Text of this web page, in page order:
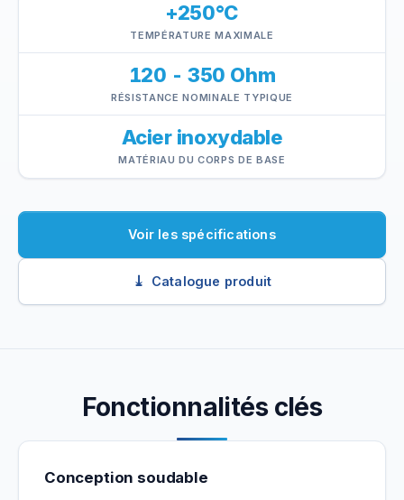
+250°C
TEMPÉRATURE MAXIMALE
120 - 350 Ohm
RÉSISTANCE NOMINALE TYPIQUE
Acier inoxydable
MATÉRIAU DU CORPS DE BASE
Voir les spécifications
Catalogue produit
Fonctionnalités clés
Conception soudable